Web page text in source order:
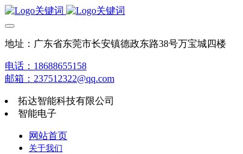
地址：广东省东莞市长安镇德政东路38号万宝城四楼
电话：18688655158
邮箱：237512322@qq.com
拓达智能科技有限公司
智能电子
网站首页
关于我们